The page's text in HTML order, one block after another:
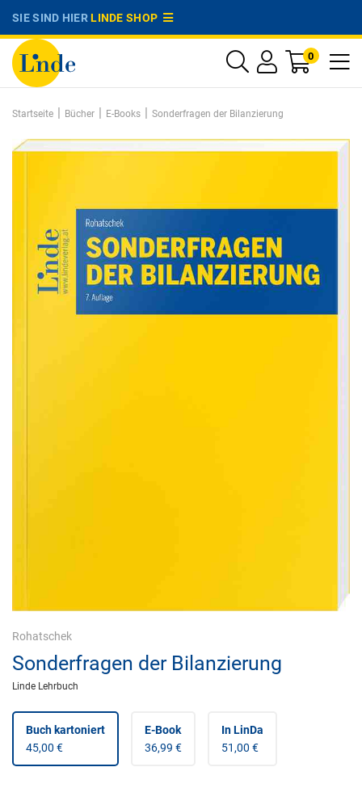
SIE SIND HIERLINDE SHOP
0
Startseite | Bücher | E-Books | Sonderfragen der Bilanzierung
Rohatschek
Sonderfragen der Bilanzierung
Linde Lehrbuch
Buch kartoniert
45,00 €
E-Book
36,99 €
In LinDa
51,00 €